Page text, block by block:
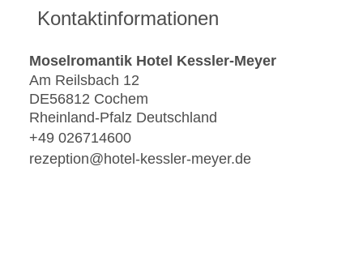
Kontaktinformationen
Moselromantik Hotel Kessler-Meyer
Am Reilsbach 12
DE56812 Cochem
Rheinland-Pfalz Deutschland
+49 026714600
rezeption@hotel-kessler-meyer.de